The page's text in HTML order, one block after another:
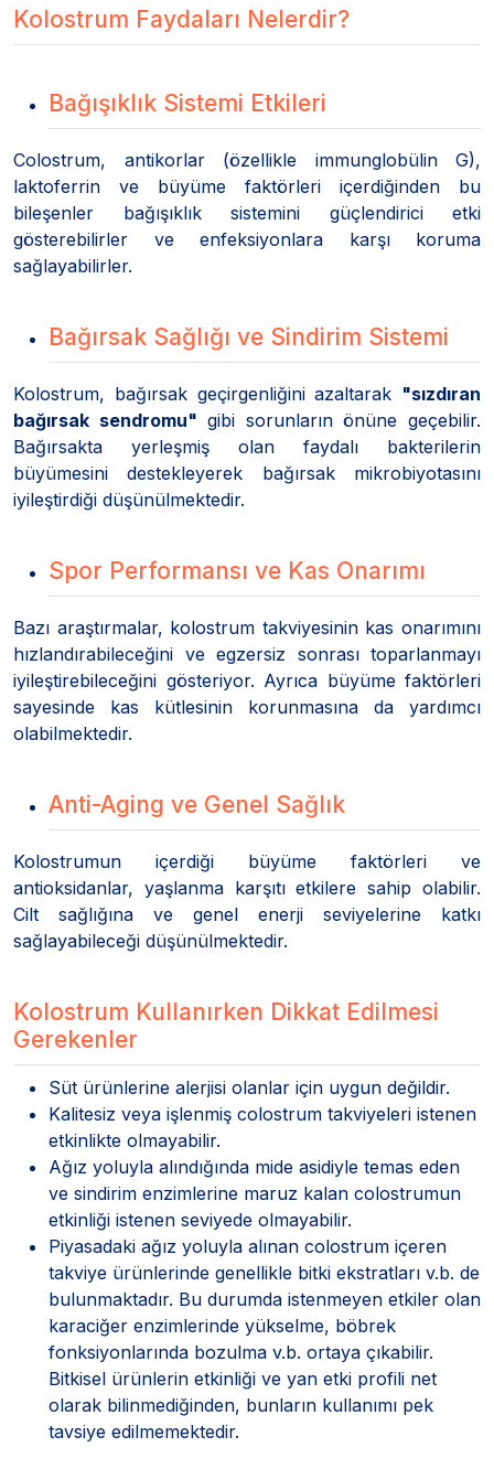
Kolostrum Faydaları Nelerdir?
Bağışıklık Sistemi Etkileri
Colostrum, antikorlar (özellikle immunglobülin G),
laktoferrin ve büyüme faktörleri içerdiğinden bu
bileşenler bağışıklık sistemini güçlendirici etki
gösterebilirler ve enfeksiyonlara karşı koruma
sağlayabilirler.
Bağırsak Sağlığı ve Sindirim Sistemi
Kolostrum, bağırsak geçirgenliğini azaltarak "sızdıran
bağırsak sendromu" gibi sorunların önüne geçebilir.
Bağırsakta yerleşmiş olan faydalı bakterilerin
büyümesini destekleyerek bağırsak mikrobiyotasını
iyileştirdiği düşünülmektedir.
Spor Performansı ve Kas Onarımı
Bazı araştırmalar, kolostrum takviyesinin kas onarımını
hızlandırabileceğini ve egzersiz sonrası toparlanmayı
iyileştirebileceğini gösteriyor. Ayrıca büyüme faktörleri
sayesinde kas kütlesinin korunmasına da yardımcı
olabilmektedir.
Anti-Aging ve Genel Sağlık
Kolostrumun içerdiği büyüme faktörleri ve
antioksidanlar, yaşlanma karşıtı etkilere sahip olabilir.
Cilt sağlığına ve genel enerji seviyelerine katkı
sağlayabileceği düşünülmektedir.
Kolostrum Kullanırken Dikkat Edilmesi
Gerekenler
Süt ürünlerine alerjisi olanlar için uygun değildir.
Kalitesiz veya işlenmiş colostrum takviyeleri istenen
etkinlikte olmayabilir.
Ağız yoluyla alındığında mide asidiyle temas eden
ve sindirim enzimlerine maruz kalan colostrumun
etkinliği istenen seviyede olmayabilir.
Piyasadaki ağız yoluyla alınan colostrum içeren
takviye ürünlerinde genellikle bitki ekstratları v.b. de
bulunmaktadır. Bu durumda istenmeyen etkiler olan
karaciğer enzimlerinde yükselme, böbrek
fonksiyonlarında bozulma v.b. ortaya çıkabilir.
Bitkisel ürünlerin etkinliği ve yan etki profili net
olarak bilinmediğinden, bunların kullanımı pek
tavsiye edilmemektedir.